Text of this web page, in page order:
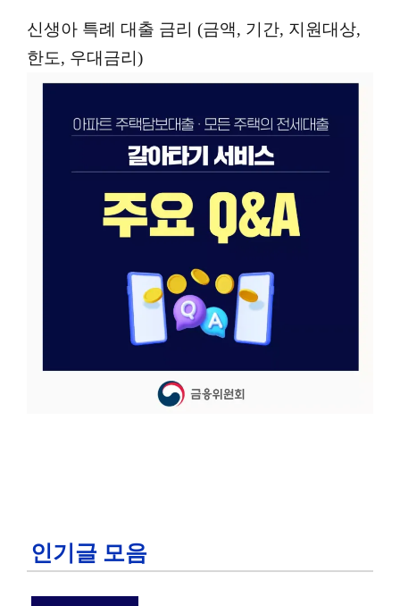
신생아 특례 대출 금리 (금액, 기간, 지원대상,
한도, 우대금리)
인기글 모음